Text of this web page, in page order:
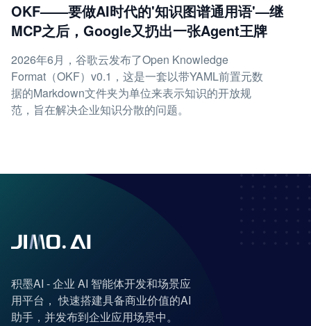
OKF——要做AI时代的'知识图谱通用语'—继
MCP之后，Google又扔出一张Agent王牌
2026年6月，谷歌云发布了Open Knowledge
Format（OKF）v0.1，这是一套以带YAML前置元数
据的Markdown文件夹为单位来表示知识的开放规
范，旨在解决企业知识分散的问题。
积墨AI - 企业 AI 智能体开发和场景应
用平台， 快速搭建具备商业价值的AI
助手，并发布到企业应用场景中。